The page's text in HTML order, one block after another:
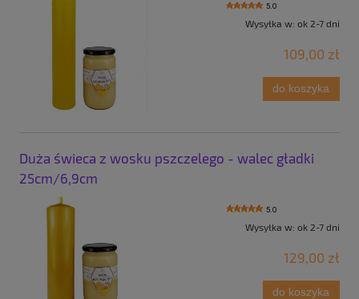
5.0
Wysyłka w: ok 2-7 dni
109,00 zł
do koszyka
Duża świeca z wosku pszczelego - walec gładki
25cm/6,9cm
5.0
Wysyłka w: ok 2-7 dni
129,00 zł
do koszyka